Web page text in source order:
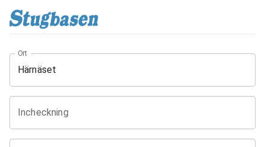
Ort
Incheckning